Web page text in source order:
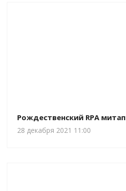
Рождественский RPA митап
28 декабря 2021 11:00